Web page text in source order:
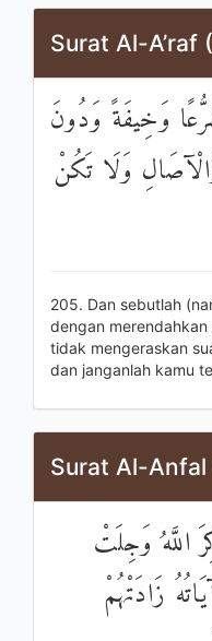
Surat Al-A’raf
وَخِيفَةً وَدُونَ
وَلَا تَكُنْ
205. Dan sebutlah
dengan
tidak mengeraskan
dan janganlah kamu
Surat Al-
اللَّهُ وَجِلَتْ
زَادَتْهُمْ